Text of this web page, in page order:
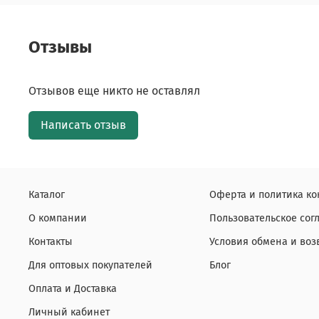
Отзывы
Отзывов еще никто не оставлял
Написать отзыв
Каталог
О компании
Контакты
Для оптовых покупателей
Оплата и Доставка
Личный кабинет
Оферта и политика
Пользовательское
Условия обмена и
Блог